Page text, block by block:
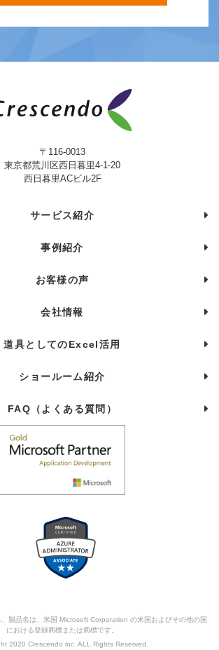
〒116-0013
東京都荒川区西日暮里4-1-20
西日暮里ACビル2F
サービス紹介
事例紹介
お客様の声
会社情報
道具としてのExcel活用
ショールーム紹介
FAQ（よくある質問）
製品名は、米国 Microsoft Corporation の米国およびその他の国
における登録商標または商標です。
2020 Crescendo inc. ALL Rights Reserved.